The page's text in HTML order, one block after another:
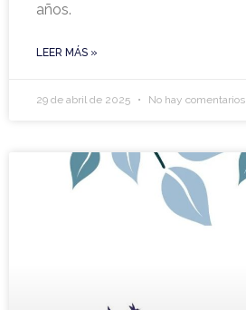
años.
LEER MÁS »
29 de abril de 2025 No hay comentarios